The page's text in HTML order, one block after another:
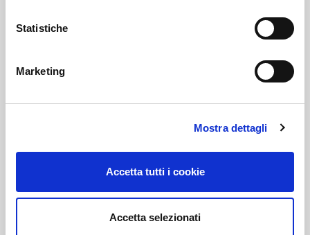
Statistiche
Marketing
Mostra dettagli
Accetta tutti i cookie
Accetta selezionati